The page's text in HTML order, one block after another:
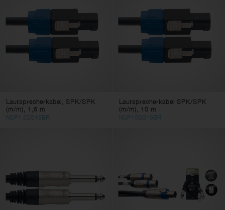
Lautsprecherkabel, SPK/SPK
(m/m), 1,5 m
NSP1,5SS15BR
Lautsprecherkabel SPK/SPK
(m/m), 10 m
NSP10SS15BR